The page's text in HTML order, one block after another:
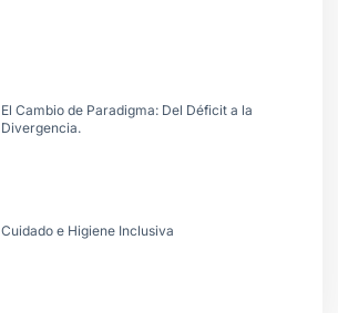
El Cambio de Paradigma: Del Déficit a la
Divergencia.
Cuidado e Higiene Inclusiva